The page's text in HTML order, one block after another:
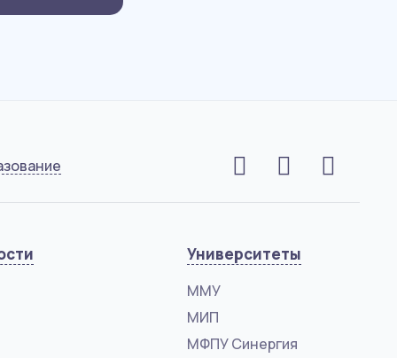
Университеты
ММУ
МИП
МФПУ Синергия